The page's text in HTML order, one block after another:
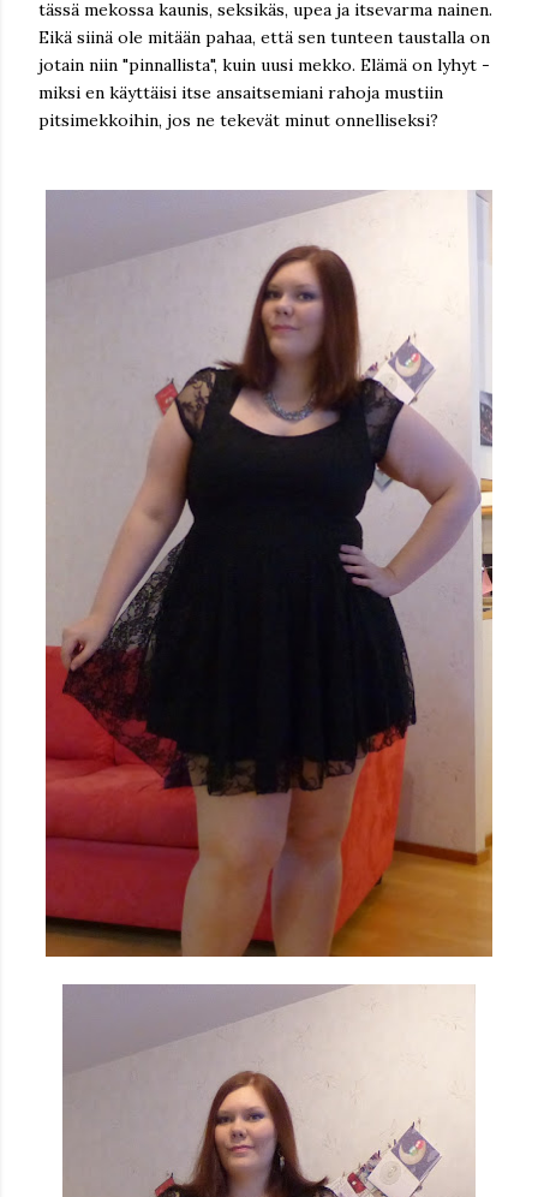
tässä mekossa kaunis, seksikäs, upea ja itsevarma nainen.
Eikä siinä ole mitään pahaa, että sen tunteen taustalla on
jotain niin "pinnallista", kuin uusi mekko. Elämä on lyhyt -
miksi en käyttäisi itse ansaitsemiani rahoja mustiin
pitsimekkoihin, jos ne tekevät minut onnelliseksi?